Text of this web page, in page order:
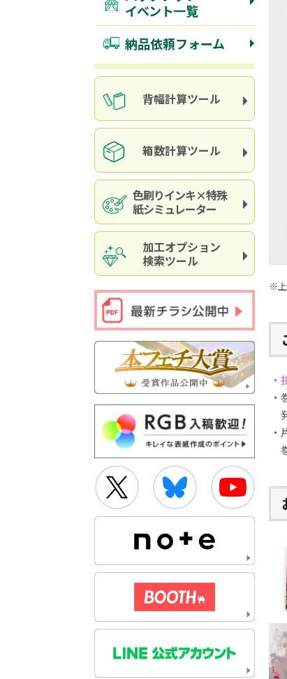
※上
イベント一覧
納品依頼フォーム
背幅計算ツール
箱数計算ツール
色刷りインキ×特殊
紙シミュレーター
加工オプション
検索ツール